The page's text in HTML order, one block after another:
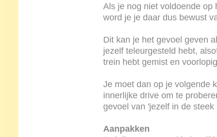
Als je nog niet voldoende op
word je je daar dus bewust
Dit kan je het gevoel geven
jezelf teleurgesteld hebt,
trein hebt gemist en
Je moet dan op je volgende
innerlijke drive om te
gevoel van 'jezelf in de steek
Aanpakken